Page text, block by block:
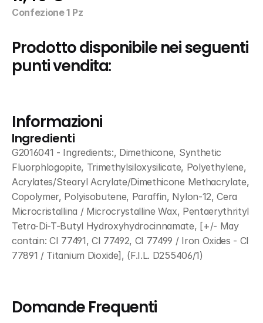
Confezione 1 Pz
Prodotto disponibile nei seguenti
punti vendita:
Informazioni
Ingredienti
G2016041 - Ingredients:, Dimethicone, Synthetic
Fluorphlogopite, Trimethylsiloxysilicate, Polyethylene,
Acrylates/Stearyl Acrylate/Dimethicone Methacrylate,
Copolymer, Polyisobutene, Paraffin, Nylon-12, Cera
Microcristallina / Microcrystalline Wax, Pentaerythrityl
Tetra-Di-T-Butyl Hydroxyhydrocinnamate, [+/- May
contain: CI 77491, CI 77492, CI 77499 / Iron Oxides - CI
77891 / Titanium Dioxide], (F.I.L. D255406/1)
Domande Frequenti